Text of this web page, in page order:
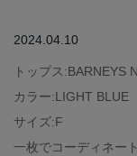
2024.04.10
トップス:BARNEYS
カラー:LIGHT BLUE
サイズ:F
一枚でコーディネー